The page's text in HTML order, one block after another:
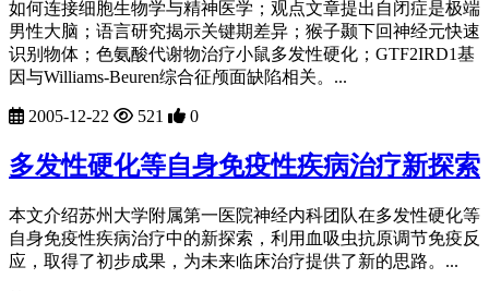
如何连接细胞生物学与精神医学；观点文章提出自闭症是极端
男性大脑；语言研究揭示关键期差异；猴子颞下回神经元快速
识别物体；色氨酸代谢物治疗小鼠多发性硬化；GTF2IRD1基
因与Williams-Beuren综合征颅面缺陷相关。...
2005-12-22 521 0
多发性硬化等自身免疫性疾病治疗新探索
本文介绍苏州大学附属第一医院神经内科团队在多发性硬化等
自身免疫性疾病治疗中的新探索，利用血吸虫抗原调节免疫反
应，取得了初步成果，为未来临床治疗提供了新的思路。...